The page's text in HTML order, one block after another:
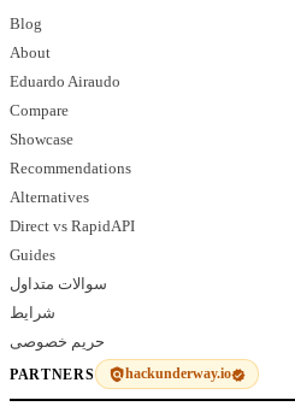
Blog
About
Eduardo Airaudo
Compare
Showcase
Recommendations
Alternatives
Direct vs RapidAPI
Guides
سوالات متداول
شرایط
حریم خصوصی
PARTNERS hackunderway.io